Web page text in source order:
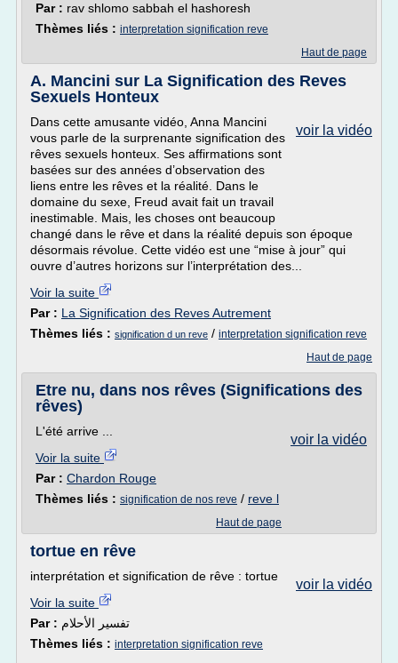
Par : rav shlomo sabbah el hashoresh
Thèmes liés : interpretation signification reve
Haut de page
A. Mancini sur La Signification des Reves
Sexuels Honteux
voir la vidéo
Dans cette amusante vidéo, Anna Mancini
vous parle de la surprenante signification des
rêves sexuels honteux. Ses affirmations sont
basées sur des années d’observation des
liens entre les rêves et la réalité. Dans le
domaine du sexe, Freud avait fait un travail
inestimable. Mais, les choses ont beaucoup
changé dans le rêve et dans la réalité depuis son époque
désormais révolue. Cette vidéo est une “mise à jour” qui
ouvre d’autres horizons sur l’interprétation des...
Voir la suite
Par : La Signification des Reves Autrement
Thèmes liés : signification d un reve / interpretation signification reve
Haut de page
Etre nu, dans nos rêves (Significations des
rêves)
voir la vidéo
L'été arrive ...
Voir la suite
Par : Chardon Rouge
Thèmes liés : signification de nos reve / reve l
Haut de page
tortue en rêve
voir la vidéo
interprétation et signification de rêve : tortue
Voir la suite
Par : تفسير الأحلام
Thèmes liés : interpretation signification reve